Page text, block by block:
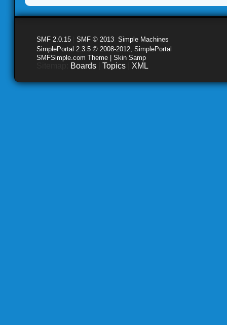
SMF 2.0.15 SMF © 2013 Simple Machines
SimplePortal 2.3.5 © 2008-2012, SimplePortal
SMFSimple.com Theme | Skin Samp
Boards Topics XML